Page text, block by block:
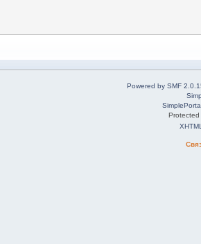
Powered by SMF